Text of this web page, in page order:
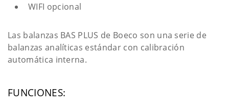
WIFI opcional
Las balanzas BAS PLUS de Boeco son una serie de
balanzas analíticas estándar con calibración
automática interna.
FUNCIONES: